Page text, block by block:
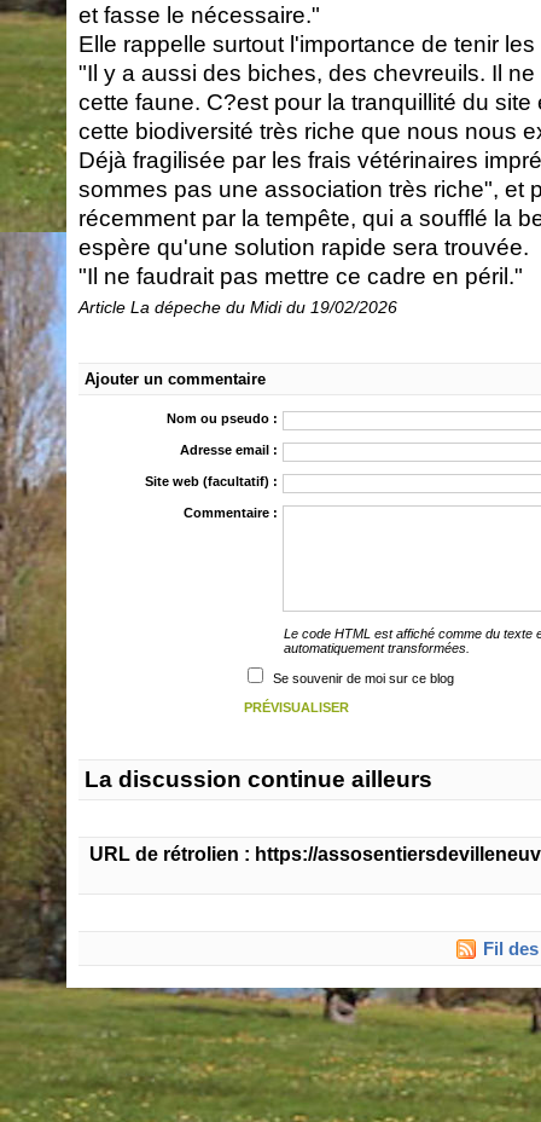
et fasse le nécessaire."
Elle rappelle surtout l'importance de tenir
"Il y a aussi des biches, des chevreuils. Il
cette faune. C?est pour la tranquillité du site
cette biodiversité très riche que nous nous
Déjà fragilisée par les frais vétérinaires
sommes pas une association très riche", et
récemment par la tempête, qui a soufflé la
espère qu'une solution rapide sera trouvée.
"Il ne faudrait pas mettre ce cadre en péril."
Article La dépeche du Midi du 19/02/2026
Ajouter un commentaire
Nom ou pseudo :
Adresse email :
Site web (facultatif) :
Commentaire :
Le code HTML est affiché comme du texte
automatiquement transformées.
Se souvenir de moi sur ce blog
La discussion continue ailleurs
URL de rétrolien : https://
Fil